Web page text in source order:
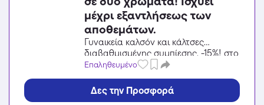
μέχρι εξαντλήσεως των
αποθεμάτων.
Γυναικεία καλσόν και κάλτσες
διαβαθμισμένης συμπίεσης, -15%! στο
Christou 1910! Επωφελήσου από την
προσφορά σε Fitness / Υγεία του
Christou 1910 και κέρδισε από τις
εκπτώσεις!
Επαληθευμένο
Δες την Προσφορά